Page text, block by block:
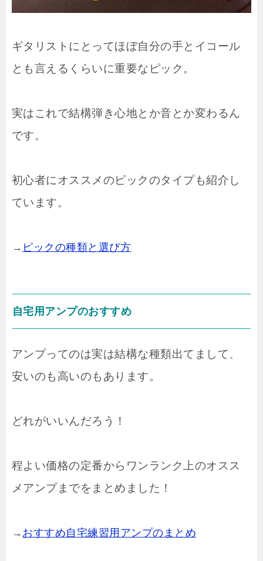
ギタリストにとってほぼ自分の手とイコール
とも言えるくらいに重要なピック。
実はこれで結構弾き心地とか音とか変わるん
です。
初心者にオススメのピックのタイプも紹介し
ています。
→ ピックの種類と選び方
自宅用アンプのおすすめ
アンプってのは実は結構な種類出てまして、
安いのも高いのもあります。
どれがいいんだろう！
程よい価格の定番からワンランク上のオスス
メアンプまでをまとめました！
→ おすすめ自宅練習用アンプのまとめ